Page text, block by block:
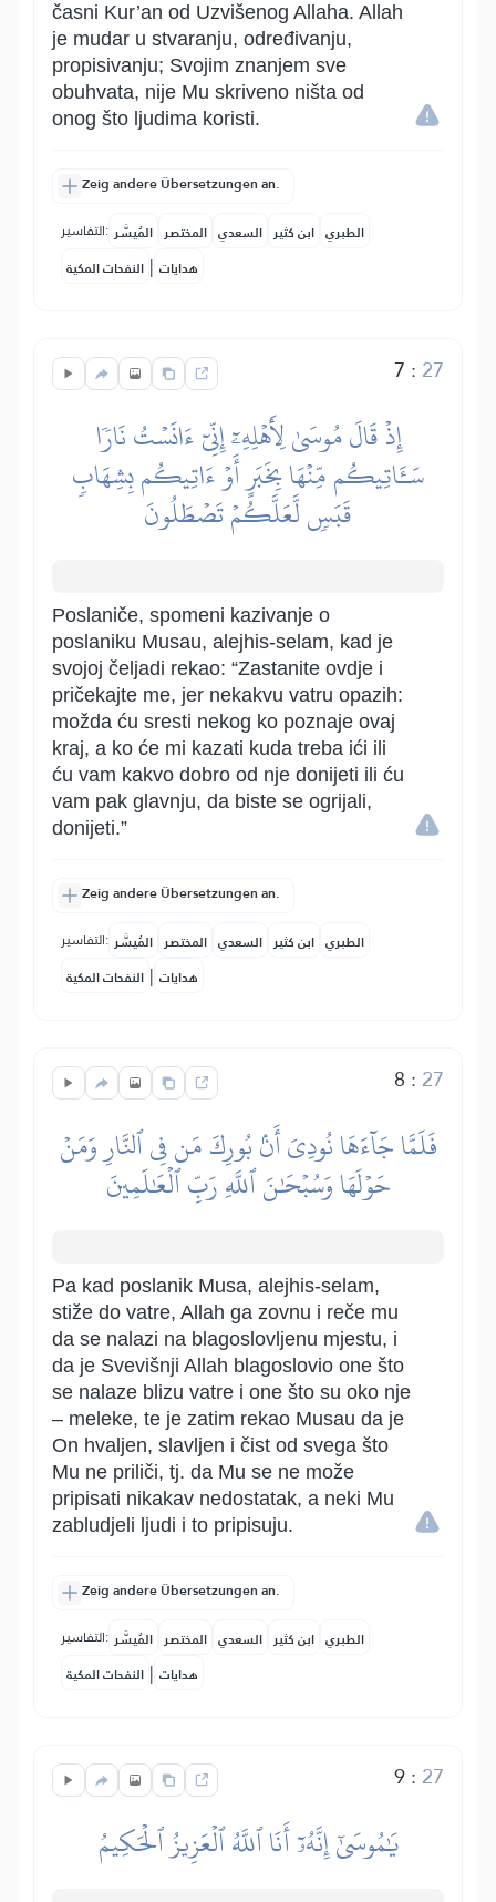
časni Kur’an od Uzvišenog Allaha. Allah
je mudar u stvaranju, određivanju,
propisivanju; Svojim znanjem sve
obuhvata, nije Mu skriveno ništa od
onog što ljudima koristi.
Zeig andere Übersetzungen an.
التفاسير: المُيسَّر المختصر السعدي ابن كثير الطبري
النفحات المكية | هدايات
7 : 27
إِذۡ قَالَ مُوسَىٰ لِأَهۡلِهِۦٓ إِنِّيٓ ءَانَسۡتُ نَارٗا
سَـَٔاتِيكُم مِّنۡهَا بِخَبَرٍ أَوۡ ءَاتِيكُم بِشِهَابٖ
قَبَسٖ لَّعَلَّكُمۡ تَصۡطَلُونَ
Poslaniče, spomeni kazivanje o
poslaniku Musau, alejhis-selam, kad je
svojoj čeljadi rekao: “Zastanite ovdje i
pričekajte me, jer nekakvu vatru opazih:
možda ću sresti nekog ko poznaje ovaj
kraj, a ko će mi kazati kuda treba ići ili
ću vam kakvo dobro od nje donijeti ili ću
vam pak glavnju, da biste se ogrijali,
donijeti.”
Zeig andere Übersetzungen an.
التفاسير: المُيسَّر المختصر السعدي ابن كثير الطبري
النفحات المكية | هدايات
8 : 27
فَلَمَّا جَآءَهَا نُودِيَ أَنۢ بُورِكَ مَن فِي ٱلنَّارِ وَمَنۡ
حَوۡلَهَا وَسُبۡحَٰنَ ٱللَّهِ رَبِّ ٱلۡعَٰلَمِينَ
Pa kad poslanik Musa, alejhis-selam,
stiže do vatre, Allah ga zovnu i reče mu
da se nalazi na blagoslovljenu mjestu, i
da je Svevišnji Allah blagoslovio one što
se nalaze blizu vatre i one što su oko nje
– meleke, te je zatim rekao Musau da je
On hvaljen, slavljen i čist od svega što
Mu ne priliči, tj. da Mu se ne može
pripisati nikakav nedostatak, a neki Mu
zabludjeli ljudi i to pripisuju.
Zeig andere Übersetzungen an.
التفاسير: المُيسَّر المختصر السعدي ابن كثير الطبري
النفحات المكية | هدايات
9: 27
يَٰمُوسَىٰٓ إِنَّهُۥٓ أَنَا ٱللَّهُ ٱلۡعَزِيزُ ٱلۡحَكِيمُ